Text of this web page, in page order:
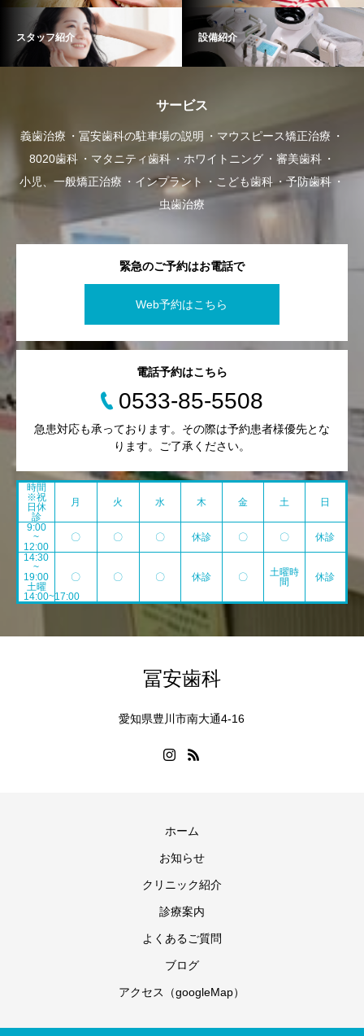
スタッフ紹介 設備紹介
サービス
義歯治療 冨安歯科の駐車場の説明
マウスピース矯正治療
8020歯科
マタニティ歯科 ホワイトニング
審美歯科
小児、一般矯正治療
インプラント こども歯科
予防歯科
虫歯治療
緊急のご予約はお電話で
Web予約はこちら
電話予約はこちら
0533-85-5508
急患対応も承っております。その際は予約患者様優先とな
ります。ご了承ください。
時間
※祝
日休
診
月 火 水 木 金 土 日
9:00
~
12:00
〇 〇 〇 休診 〇 〇
休診
14:30
~
19:00
土曜
14:00~17:00
〇 〇 〇 休診 〇
土曜時
間
休診
冨安歯科
愛知県豊川市南大通4-16
ホーム
お知らせ
クリニック紹介
診療案内
よくあるご質問
ブログ
アクセス（googleMap）